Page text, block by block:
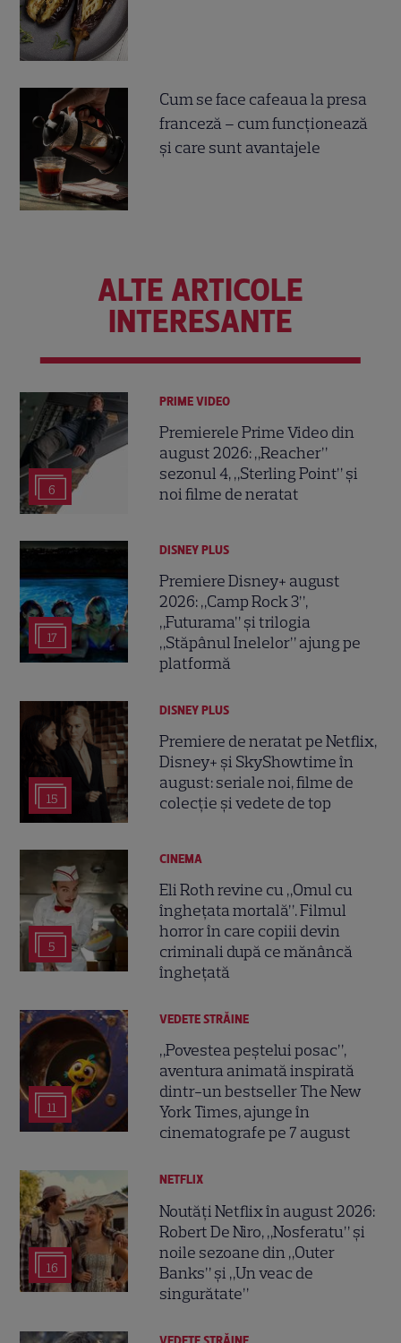
Cum se face cafeaua la presa
franceză – cum funcționează
și care sunt avantajele
ALTE ARTICOLE
INTERESANTE
6
PRIME VIDEO
Premierele Prime Video din
august 2026: „Reacher”
sezonul 4, „Sterling Point” și
noi filme de neratat
17
DISNEY PLUS
Premiere Disney+ august
2026: „Camp Rock 3”,
„Futurama” și trilogia
„Stăpânul Inelelor” ajung pe
platformă
15
DISNEY PLUS
Premiere de neratat pe Netflix,
Disney+ și SkyShowtime în
august: seriale noi, filme de
colecție și vedete de top
5
CINEMA
Eli Roth revine cu „Omul cu
înghețata mortală”. Filmul
horror în care copiii devin
criminali după ce mănâncă
înghețată
11
VEDETE STRĂINE
„Povestea peștelui posac”,
aventura animată inspirată
dintr-un bestseller The New
York Times, ajunge în
cinematografe pe 7 august
16
NETFLIX
Noutăți Netflix în august 2026:
Robert De Niro, „Nosferatu” și
noile sezoane din „Outer
Banks” și „Un veac de
singurătate”